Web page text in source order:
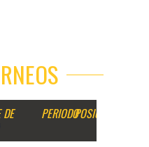
PERIODOPOSICION